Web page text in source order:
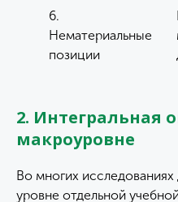
6.
Нематериальные
позиции
2. Интегральная
макроуровне
Во многих
уровне отдельной